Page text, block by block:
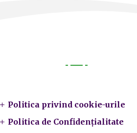
Politica privind cookie-urile
Politica de Confidențialitate